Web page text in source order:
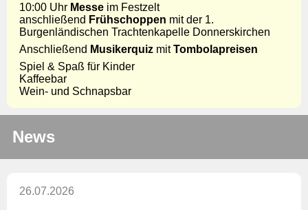
10:00 Uhr Messe im Festzelt
anschließend Frühschoppen mit der 1.
Burgenländischen Trachtenkapelle Donnerskirchen
Anschließend Musikerquiz mitTombolapreisen
Spiel & Spaß für Kinder
Kaffeebar
Wein- und Schnapsbar
News
26.07.2026